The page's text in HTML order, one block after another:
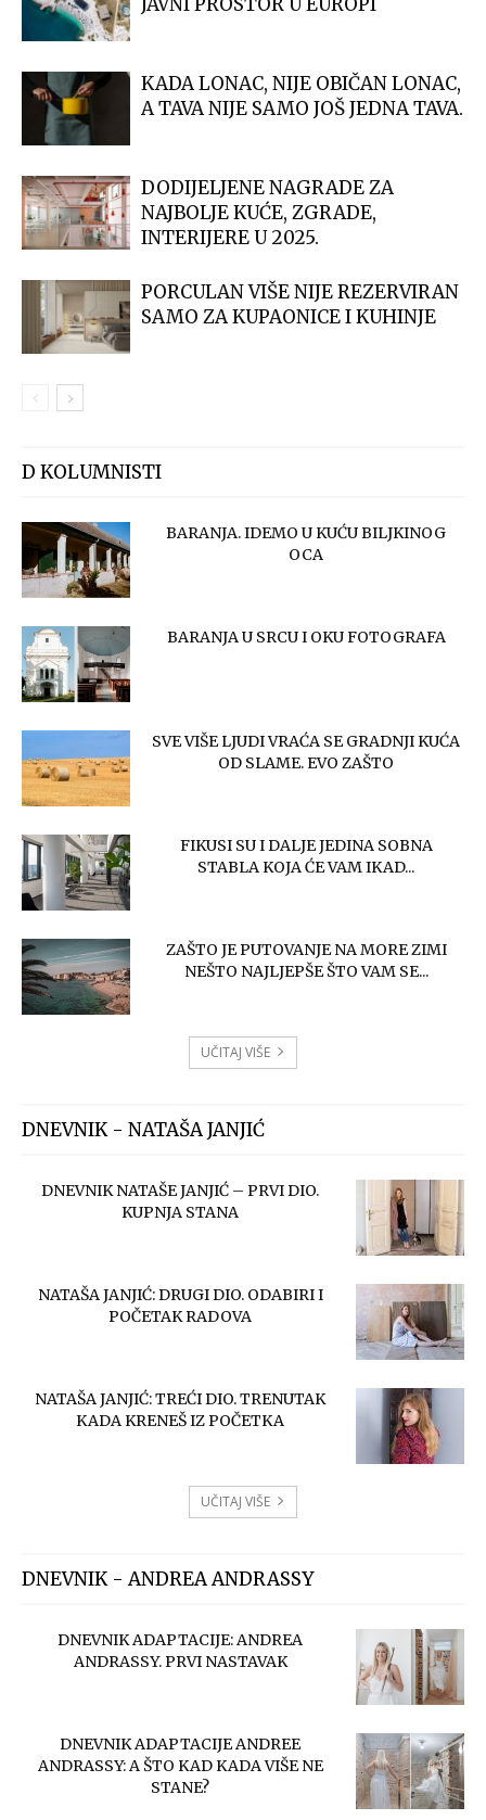
KADA LONAC, NIJE OBIČAN LONAC,
A TAVA NIJE SAMO JOŠ JEDNA TAVA.
DODIJELJENE NAGRADE ZA
NAJBOLJE KUĆE, ZGRADE,
INTERIJERE U 2025.
PORCULAN VIŠE NIJE REZERVIRAN
SAMO ZA KUPAONICE I KUHINJE
D KOLUMNISTI
BARANJA. IDEMO U KUĆU BILJKINOG
OCA
BARANJA U SRCU I OKU FOTOGRAFA
SVE VIŠE LJUDI VRAĆA SE GRADNJI KUĆA
OD SLAME. EVO ZAŠTO
FIKUSI SU I DALJE JEDINA SOBNA
STABLA KOJA ĆE VAM IKAD...
ZAŠTO JE PUTOVANJE NA MORE ZIMI
NEŠTO NAJLJEPŠE ŠTO VAM SE...
UČITAJ VIŠE
DNEVNIK - NATAŠA JANJIĆ
DNEVNIK NATAŠE JANJIĆ – PRVI DIO.
KUPNJA STANA
NATAŠA JANJIĆ: DRUGI DIO. ODABIRI I
POČETAK RADOVA
NATAŠA JANJIĆ: TREĆI DIO. TRENUTAK
KADA KRENEŠ IZ POČETKA
UČITAJ VIŠE
DNEVNIK - ANDREA ANDRASSY
DNEVNIK ADAPTACIJE: ANDREA
ANDRASSY. PRVI NASTAVAK
DNEVNIK ADAPTACIJE ANDREE
ANDRASSY: A ŠTO KAD KADA VIŠE NE
STANE?